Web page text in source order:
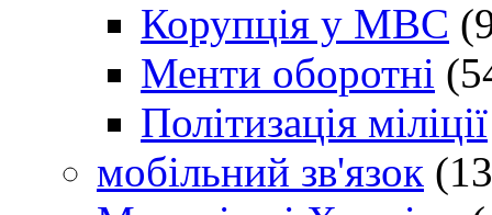
Корупція у МВС
Менти оборотні
Політизація міліції
мобільний зв'язок